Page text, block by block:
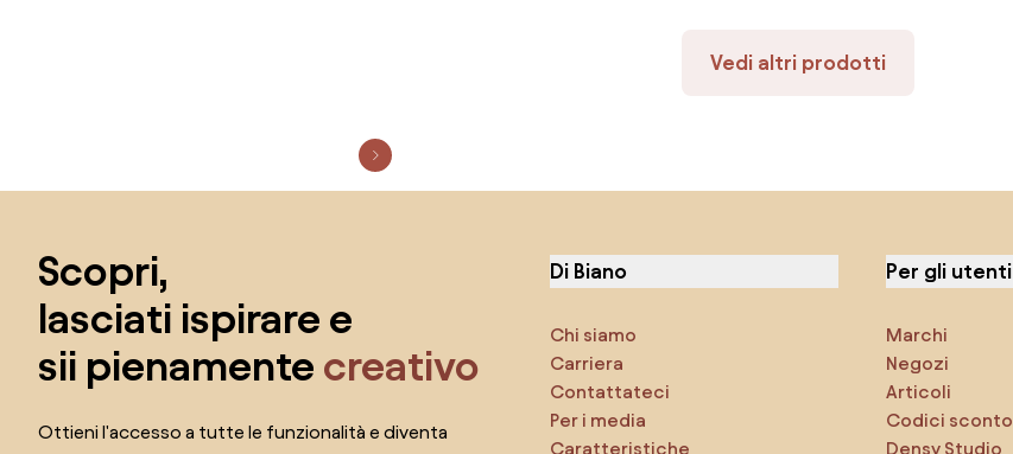
Vedi altri prodotti
Scopri,
lasciati ispirare e
sii pienamente creativo
Ottieni l'accesso a tutte le funzionalità e diventa
Di Biano
Chi siamo
Carriera
Contattateci
Per i media
Caratteristiche
Per gli utenti
Marchi
Negozi
Articoli
Codici sconto
Densy Studio